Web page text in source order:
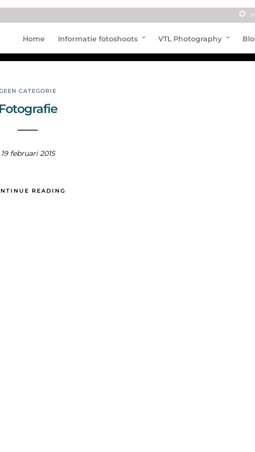
Home Informatie fotoshoots VTL Photography
lens
CATEGORIE
19 februari 2015
READING